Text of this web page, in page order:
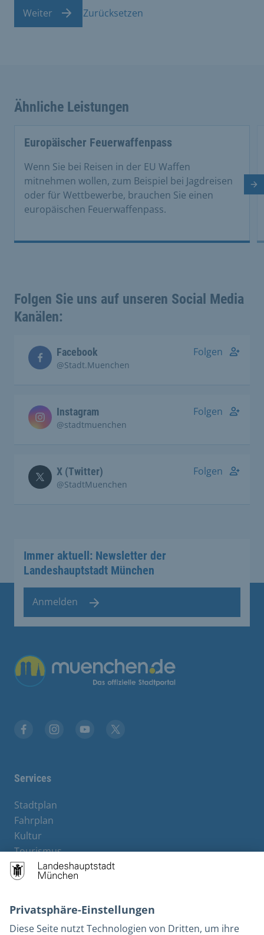
Weiter Zurücksetzen
Ähnliche Leistungen
Europäischer Feuerwaffenpass
Wenn Sie bei Reisen in der EU Waffen
mitnehmen wollen, zum Beispiel bei Jagdreisen
oder für Wettbewerbe, brauchen Sie einen
europäischen Feuerwaffenpass.
Folgen Sie uns auf unseren Social Media
Kanälen:
Facebook
@Stadt.Muenchen
Folgen
Instagram
@stadtmuenchen
Folgen
X (Twitter)
@StadtMuenchen
Folgen
Immer aktuell: Newsletter der
Landeshauptstadt München
Anmelden
Übergreifende Links
Services
Stadtplan
Fahrplan
Kultur
Tourismus
M-Strom
Bürgerservice